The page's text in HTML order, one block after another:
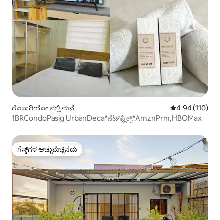
ರೊಸಾರಿಯೋ ನಲ್ಲಿ ಮನೆ 5 ರಲ್ಲಿ 4.94
4.94 (110)
1BRCondoPasig UrbanDeca*ನೆಟ್‌ಫ್ಲಿಕ್ಸ್*AmznPrm,HBOMax
ಗೆಸ್ಟ್‌ಗಳ ಅಚ್ಚುಮೆಚ್ಚಿನದು
ಗೆಸ್ಟ್‌ಗಳ ಅಚ್ಚುಮೆಚ್ಚಿನದು